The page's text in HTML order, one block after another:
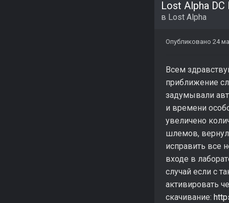
Lost Alpha DC
в Lost Alpha
Опубликовано 24
Всем
приближение
задумывали
и времени
увеличено
шлемов, вернул
исправить все
входе в
случай если с
активировать
скачивание: